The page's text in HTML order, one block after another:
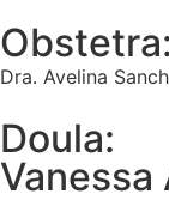
Obstetra:
Dra. Avelina
Doula:
Vanessa